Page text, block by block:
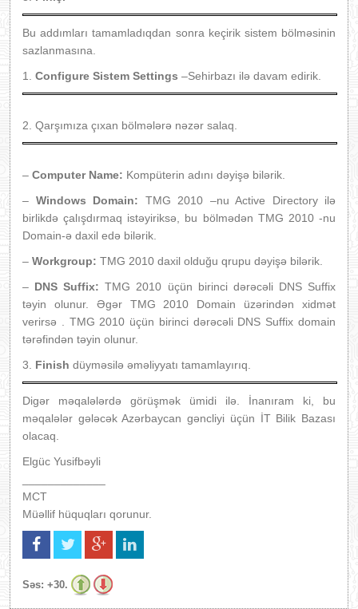
Bu addımları tamamladıqdan sonra keçirik sistem bölməsinin
sazlanmasına.
1. Configure Sistem Settings –Sehirbazı ilə davam edirik.
2. Qarşımıza çıxan bölmələrə nəzər salaq.
– Computer Name: Kompüterin adını dəyişə bilərik.
– Windows Domain: TMG 2010 –nu Active Directory ilə
birlikdə çalışdırmaq istəyiriksə, bu bölmədən TMG 2010 -nu
Domain-ə daxil edə bilərik.
– Workgroup: TMG 2010 daxil olduğu qrupu dəyişə bilərik.
– DNS Suffix: TMG 2010 üçün birinci dərəcəli DNS Suffix
təyin olunur. Əgər TMG 2010 Domain üzərindən xidmət
verirsə . TMG 2010 üçün birinci dərəcəli DNS Suffix domain
tərəfindən təyin olunur.
3. Finish düyməsilə əməliyyatı tamamlayırıq.
Digər məqalələrdə görüşmək ümidi ilə. İnanıram ki, bu
məqalələr gələcək Azərbaycan gəncliyi üçün İT Bilik Bazası
olacaq.
Elgüc Yusifbəyli
MCT
Müəllif hüquqları qorunur.
Səs: +30.